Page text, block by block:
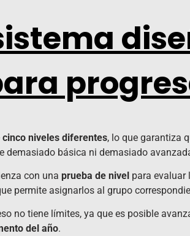
cinco niveles diferentes, lo que garantiza
demasiado básica ni demasiado
con unaprueba de nivel para evaluar
permite asignarlos al grupo
no tiene límites, ya que es posible
del año.